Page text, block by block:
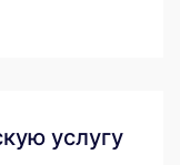
услугу